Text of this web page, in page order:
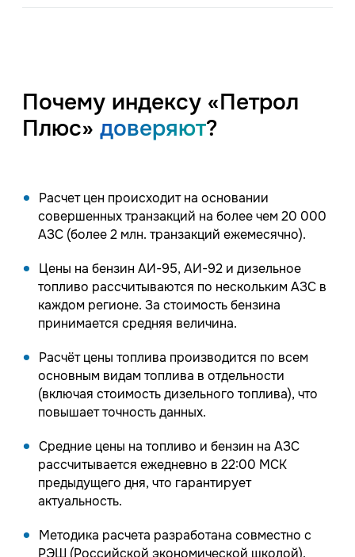
Почему индексу «Петрол
Плюс» доверяют?
Расчет цен происходит на основании
совершенных транзакций на более чем 20 000
АЗС (более 2 млн. транзакций ежемесячно).
Цены на бензин АИ-95, АИ-92 и дизельное
топливо рассчитываются по нескольким АЗС в
каждом регионе. За стоимость бензина
принимается средняя величина.
Расчёт цены топлива производится по всем
основным видам топлива в отдельности
(включая стоимость дизельного топлива), что
повышает точность данных.
Средние цены на топливо и бензин на АЗС
рассчитывается ежедневно в 22:00 МСК
предыдущего дня, что гарантирует
актуальность.
Методика расчета разработана совместно с
РЭШ (Российской экономической школой).